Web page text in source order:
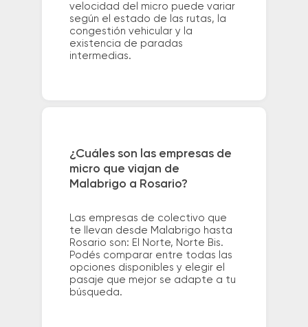
velocidad del micro puede variar
según el estado de las rutas, la
congestión vehicular y la
existencia de paradas
intermedias.
¿Cuáles son las empresas de
micro que viajan de
Malabrigo a Rosario?
Las empresas de colectivo que
te llevan desde Malabrigo hasta
Rosario son: El Norte, Norte Bis.
Podés comparar entre todas las
opciones disponibles y elegir el
pasaje que mejor se adapte a tu
búsqueda.